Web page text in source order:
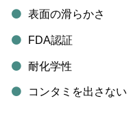
表面の滑らかさ
FDA認証
耐化学性
コンタミを出さない